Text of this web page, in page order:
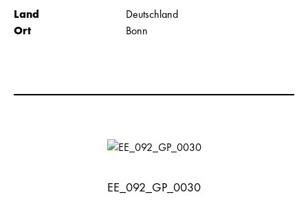
Land
Deutschland
Ort
Bonn
EE_092_GP_0030